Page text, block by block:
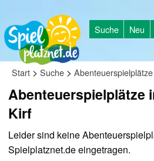
Suche Neu
Start > Suche > Abenteuerspielplätze
Abenteuerspielplätze
Kirf
Leider sind keine
Spielplatznet.de eingetragen.